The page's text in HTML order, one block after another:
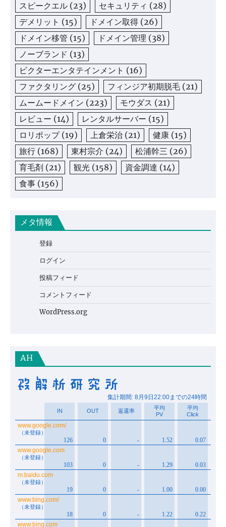
スピークエル (23) セキュリティ (28)
デメリット (15) ドメイン取得 (26)
ドメイン移管 (15) ドメイン管理 (38)
ノーブランド (13)
ビクターエンタテインメント (16)
ファクタリング (25) フィンジア初期脱毛 (21)
ムームードメイン (223) モウダス (21)
レビュー (14) レンタルサーバー (15)
ロリポップ(19) 上倉栄治 (21) 健康 (15)
旅行 (168) 東村宗介 (24) 松浦幹三 (26)
育毛剤 (21) 観光 (158) 資金調達 (14)
食事 (156)
メタ情報
登録
ログイン
投稿フィード
コメントフィード
WordPress.org
AH